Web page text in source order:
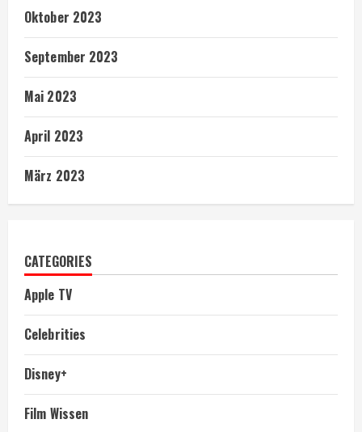
Oktober 2023
September 2023
Mai 2023
April 2023
März 2023
CATEGORIES
Apple TV
Celebrities
Disney+
Film Wissen